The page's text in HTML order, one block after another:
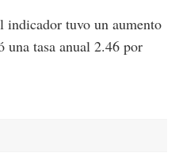
indicador tuvo un aumento
una tasa anual 2.46 por